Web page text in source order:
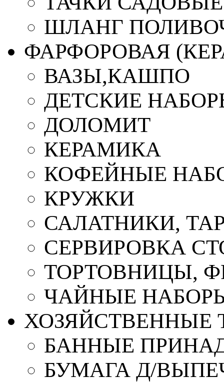
ШЛАНГ
ФАРФОРОВАЯ
ВАЗЫ,КАШПО
ДЕТСКИЕ
ДОЛОМИТ
КЕРАМИКА
КОФЕЙНЫЕ
КРУЖКИ
САЛАТНИКИ,
СЕРВИРОВКА
ТОРТОВНИЦЫ,
ЧАЙНЫЕ
ХОЗЯЙСТВЕННЫЕ
БАННЫЕ
БУМАГА Д/